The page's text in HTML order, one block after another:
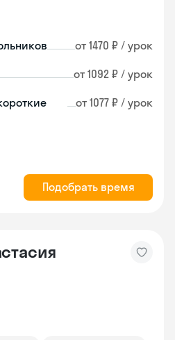
от 1470 ₽ / урок
от 1092 ₽ / урок
от 1077 ₽ / урок
Подобрать время